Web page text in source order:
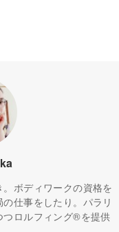
ボディワークの資格を
仕事をしたり。パラリ
つロルフィング®️を提供